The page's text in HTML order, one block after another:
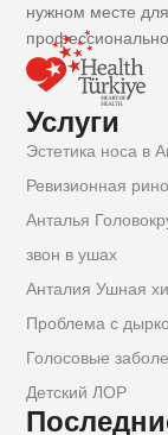
o
k
-
f
r
a
m
e
нужном месте
Услуги
Эстетика носа в
Ревизионная
Анталья
звон в ушах
Анталия Ушная
Проблема с
Голосовые
Детский ЛОР